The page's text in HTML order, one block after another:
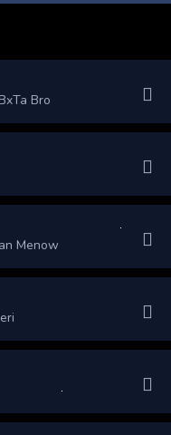
Bro
Menow